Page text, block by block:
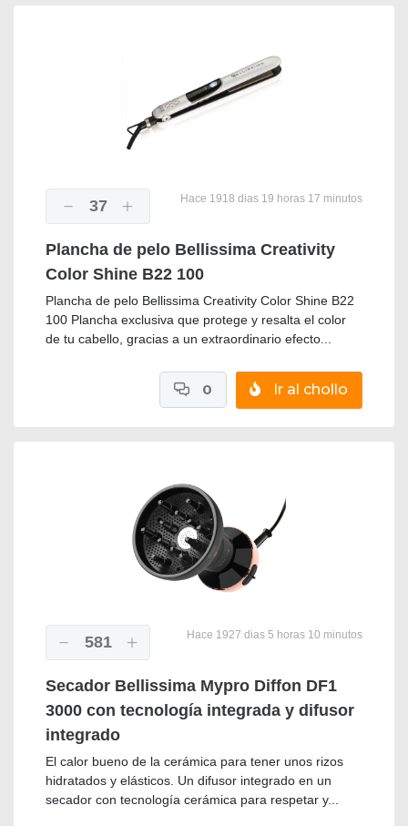
37 Hace 1918 dias 19 horas 17 minutos
Plancha de pelo Bellissima Creativity
Color Shine B22 100
Plancha de pelo Bellissima Creativity Color Shine B22
100 Plancha exclusiva que protege y resalta el color
de tu cabello, gracias a un extraordinario efecto...
Ir al chollo
0
581 Hace 1927 dias 5 horas 10 minutos
Secador Bellissima Mypro Diffon DF1
3000 con tecnología integrada y difusor
integrado
El calor bueno de la cerámica para tener unos rizos
hidratados y elásticos. Un difusor integrado en un
secador con tecnología cerámica para respetar y...